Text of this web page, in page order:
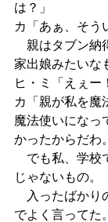
は？」
カ「あぁ、そう
親はタブン納
家出娘みたいな
ヒ・ミ「えぇー
カ「親が私を魔
魔法使いになっ
かったからだわ。
でも私、学校
じゃないもの。
入ったばかり
でよく言ってた。